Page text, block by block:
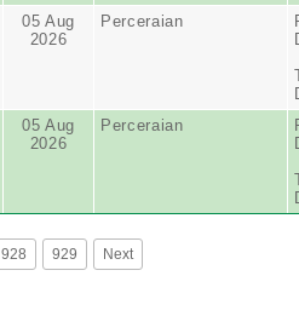
05 Aug
2026
Perceraian
05 Aug
2026
Perceraian
928 929 Next